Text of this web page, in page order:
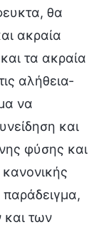
θα
ακραία
τα ακραία
αλήθεια-
να
και
φύσης και
και των